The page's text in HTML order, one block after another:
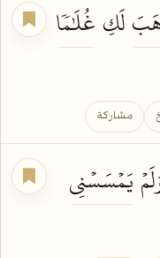
لَكِغُلَٰمٗا
مشاركة
يَمۡسَسۡنِي